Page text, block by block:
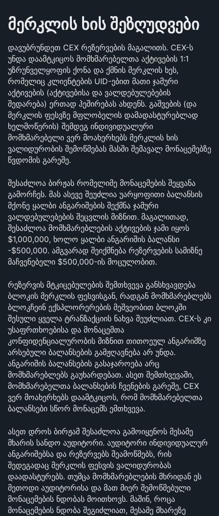
მერკლის ხის შეზღუდვები
დავუბრუნდეთ CEX რეზერვების მაგალითს. CEX-ს
უნდა დაამტკიცოს მომხმარებელთა აქტივების 1:1
უზრუნველყოფის ქონა და ქმნის მერკლის ხეს,
რომელიც კლიენტების UID-ებით მათი ჯამური
აქტივების (აქტივებისა და ვალდებულებების
შედარება) ერთად ჰეშირებას ახდენს. გაშვების (და
მერკლის ფესვზე მფლობელის დამადასტურებლად
ხელმოწერის) შემდეგ ინდივიდუალური
მომხმარებელი ვერ მოახერხებს მერკლის ხის
ვალიდურობის შემოწმებას მასში შემავალ მონაცემებზე
წვდომის გარეშე.
შესაძლოა ბირჟას რომელიმე მონაცემების შეყვანა
გამორჩეს. მას ასევე შეუძლია უარყოფითი ბალანსის
მქონე ყალბი ანგარიშების შექმნა ჯამური
ვალდებულებების შეცვლის მიზნით. მაგალითად,
შესაძლოა მომხმარებლების აქტივების ჯამი იყოს
$1,000,000, ხოლო ყალბი ანგარიშის ბალანსი
-$500,000. ამგვარად შეიქმნება რეზერვების სამიზნე
მაჩვენებელი $500,000-ის მოცულობით.
რეზერვის მტკიცებულების შემთხვევა განსხვავდება
ბლოკის მერკლის ფესვისგან, რადგან მომხმარებლებს
ბლოკჩეინ ექსპლორერების მეშვეობით ბლოკში
შესული ყველა ტრანზაქციის ნახვა შეუძლიათ. CEX-ს კი
უსაფრთხოებისა და მონაცემთა
კონფიდენციალურობის მიზნით თითოეულ ანგარიშზე
არსებული ბალანსების გამჟღავნება არ უნდა.
ანგარიშის ბალანსების გასაჯაროება არც
მომხმარებლებს გაუხარდებათ. ასეთ შემთხვევაში,
მომხმარებელთა ბალანსების ჩვენების გარეშე, CEX
ვერ მოახერხებს დაამტკიცოს, რომ მომხმარებელთა
ბალანსები სწორ მონაცემს ემთხვევა.
ასეთ დროს ბირჟამ შესაძლოა გამოიყენოს მესამე
მხარის სანდო აუდიტორი. აუდიტორი ინდივიდუალურ
ანგარიშებსა და რეზერვებს შეამოწმებს, რის
შედეგადაც მერკლის ფესვის ვალიდურობას
დაადასტურებს. თუმცა მომხმარებლების მხრიდან ეს
მეთოდი აუდიტორისა და მათ მიერ შემოწმებული
მონაცემების ნდობას მოითხოვს. მაშინ, როცა
მონაცემების ნდობა შეგიძლიათ, მესამე მხარეზე